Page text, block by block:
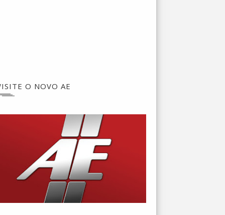
O NOVO AE